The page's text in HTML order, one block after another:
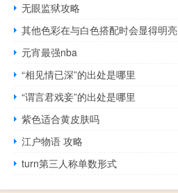
无眼监狱攻略
其他色彩在与白色搭配时会显得明亮
元宵最强nba
“相见情已深”的出处是哪里
“谓言君戏妾”的出处是哪里
紫色适合黄皮肤吗
江户物语 攻略
turn第三人称单数形式